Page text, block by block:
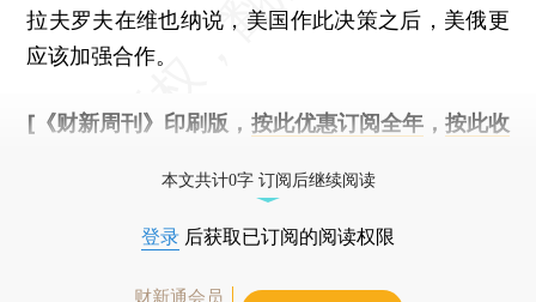
拉夫罗夫在维也纳说，美国作此决策之后，美俄更
应该加强合作。
[《财新周刊》印刷版， 按此优惠订阅全年， 按此收
本文共计0字 订阅后继续阅读
登录 后获取已订阅的阅读权限
财新通会员